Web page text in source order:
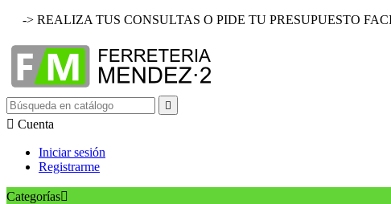
-> REALIZA TUS CONSULTAS O PIDE TU PRESUPUESTO

 Cuenta
Iniciar sesión
Registrarme
Categorías